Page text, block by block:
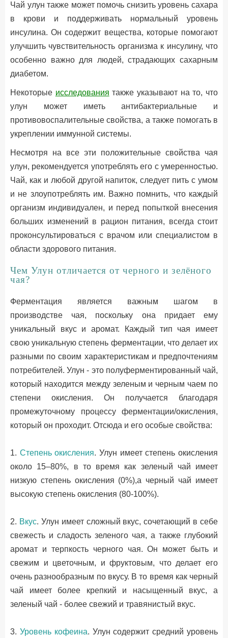
Чай улун также может помочь снизить уровень сахара
в крови и поддерживать нормальный уровень
инсулина. Он содержит вещества, которые помогают
улучшить чувствительность организма к инсулину, что
особенно важно для людей, страдающих сахарным
диабетом.
Некоторые исследования также указывают на то, что
улун может иметь антибактериальные и
противовоспалительные свойства, а также помогать в
укреплении иммунной системы.
Несмотря на все эти положительные свойства чая
улун, рекомендуется употреблять его с умеренностью.
Чай, как и любой другой напиток, следует пить с умом
и не злоупотреблять им. Важно помнить, что каждый
организм индивидуален, и перед попыткой внесения
больших изменений в рацион питания, всегда стоит
проконсультироваться с врачом или специалистом в
области здорового питания.
Чем Улун отличается от черного и зелёного
чая?
Ферментация является важным шагом в
производстве чая, поскольку она придает ему
уникальный вкус и аромат. Каждый тип чая имеет
свою уникальную степень ферментации, что делает их
разными по своим характеристикам и предпочтениям
потребителей. Улун - это полуферментированный чай,
который находится между зеленым и черным чаем по
степени окисления. Он получается благодаря
промежуточному процессу ферментации/окисления,
который он проходит. Отсюда и его особые свойства:
1. Степень окисления. Улун имеет степень окисления
около 15–80%, в то время как зеленый чай имеет
низкую степень окисления (0%),а черный чай имеет
высокую степень окисления (80-100%).
2. Вкус. Улун имеет сложный вкус, сочетающий в себе
свежесть и сладость зеленого чая, а также глубокий
аромат и терпкость черного чая. Он может быть и
свежим и цветочным, и фруктовым, что делает его
очень разнообразным по вкусу. В то время как черный
чай имеет более крепкий и насыщенный вкус, а
зеленый чай - более свежий и травянистый вкус.
3. Уровень кофеина. Улун содержит средний уровень